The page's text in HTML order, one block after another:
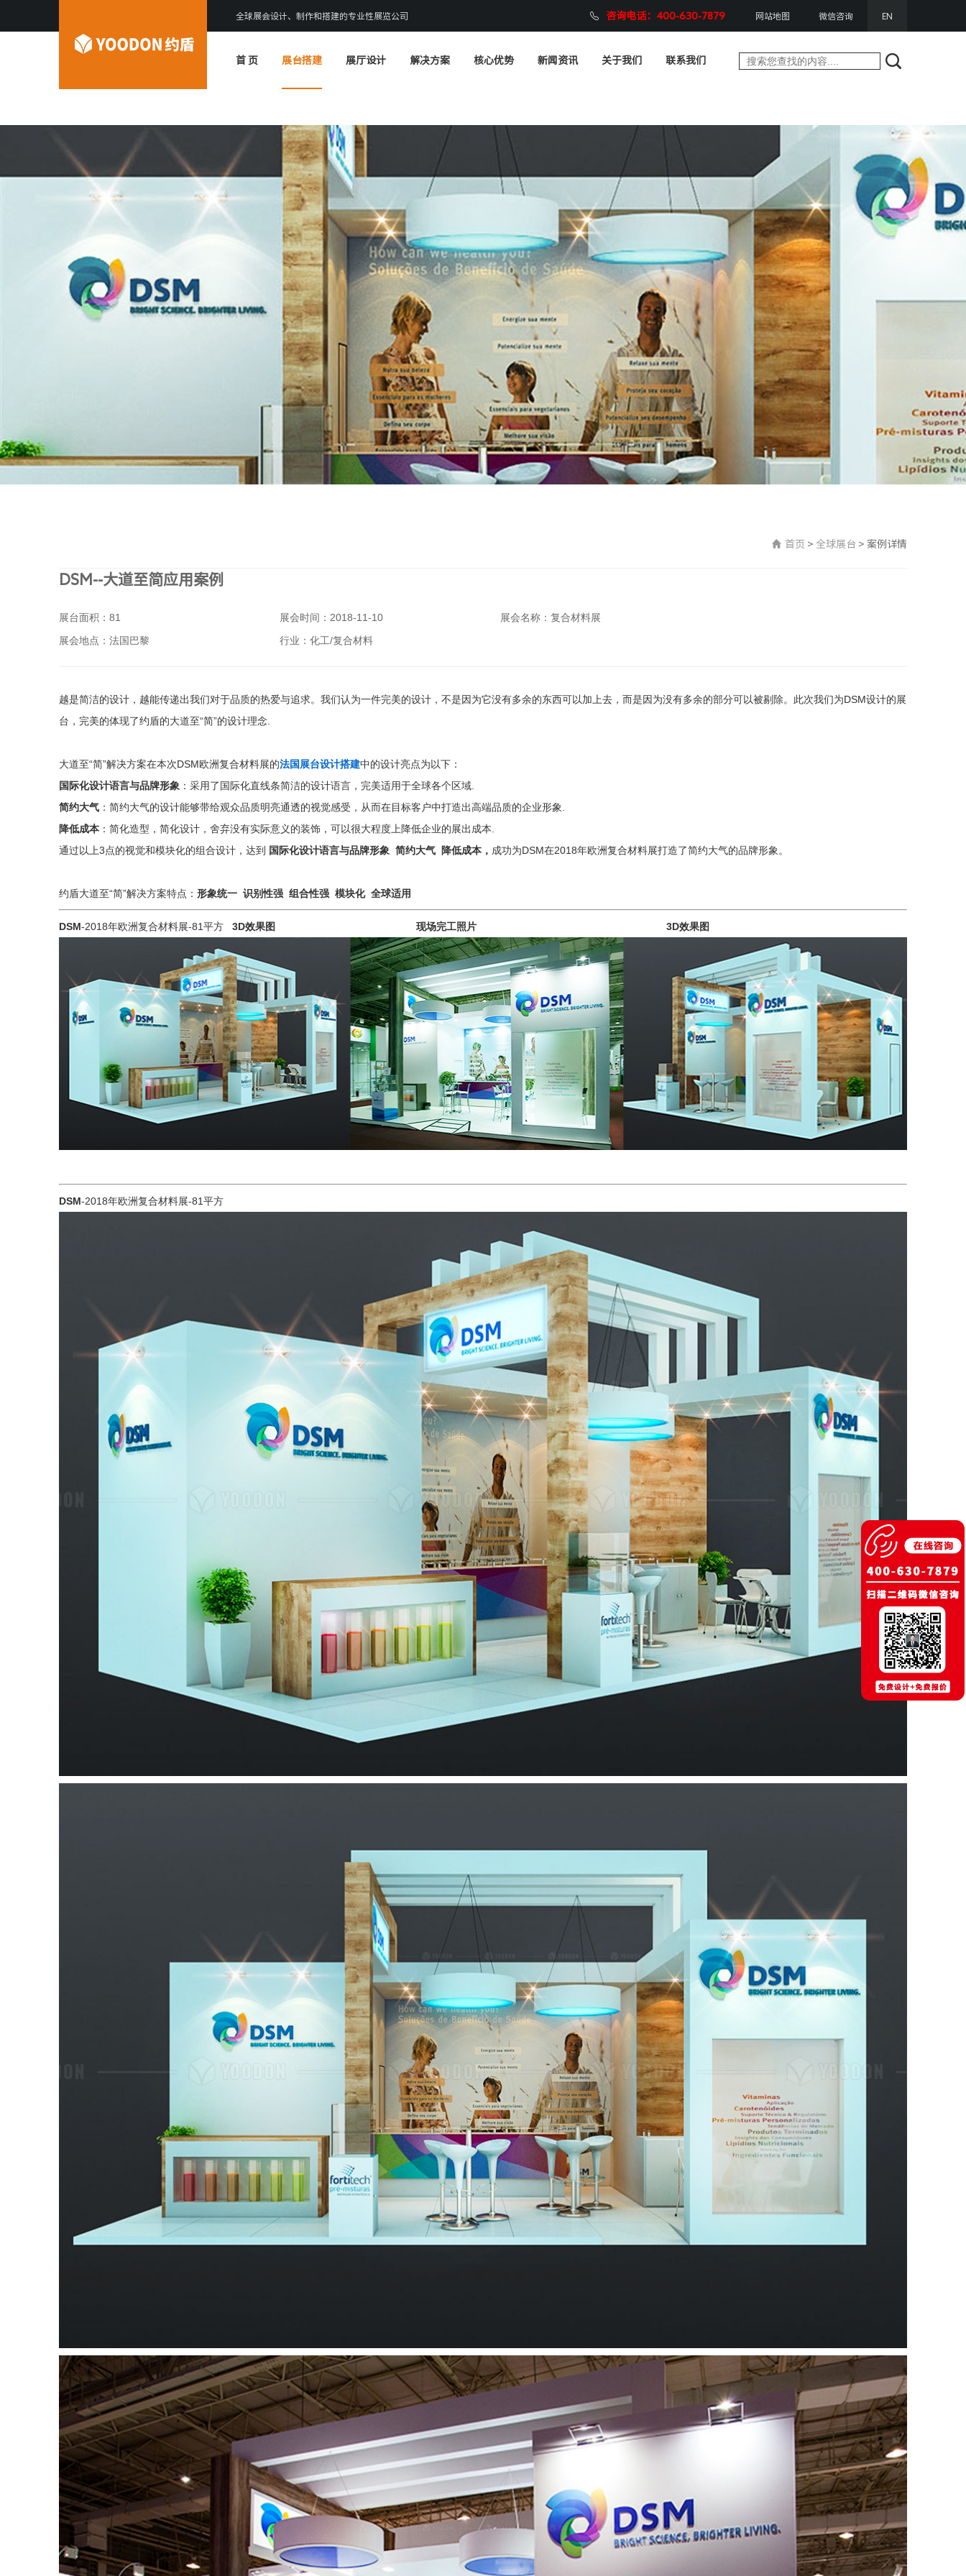
全球展会设计、制作和搭建的专业性展览公司 咨询电话：400-630-7879 网站地图 微信咨询 EN
首 页 展台搭建 展厅设计 解决方案 核心优势 新闻资讯 关于我们 联系我们
首页 > 全球展台 > 案例详情
DSM--大道至简应用案例
展台面积：81 展会时间：2018-11-10
展会名称：复合材料展
展会地点：法国巴黎
行业：化工/复合材料
越是简洁的设计，越能传递出我们对于品质的热爱与追求。我们认为一件完美的设计，不是因为它没有多余的东西可以加上去，而是因为没有多余的部分可以被剔除。此次我们为DSM设计的展
台，完美的体现了约盾的大道至“简”的设计理念.
大道至“简”解决方案在本次DSM欧洲复合材料展的法国展台设计搭建中的设计亮点为以下：
国际化设计语言与品牌形象 ：采用了国际化直线条简洁的设计语言，完美适用于全球各个区域.
简约大气 ：简约大气的设计能够带给观众品质明亮通透的视觉感受，从而在目标客户中打造出高端品质的企业形象.
降低成本 ：简化造型，简化设计，舍弃没有实际意义的装饰，可以很大程度上降低企业的展出成本.
通过以上3点的视觉和模块化的组合设计，达到 国际化设计语言与品牌形象 简约大气 降低成本， 成功为DSM在2018年欧洲复合材料展打造了简约大气的品牌形象。
约盾大道至“简”解决方案特点： 形象统一 识别性强 组合性强 模块化 全球适用
DSM-2018年欧洲复合材料展-81平方 3D效果图 现场完工照片 3D效果图
DSM-2018年欧洲复合材料展-81平方